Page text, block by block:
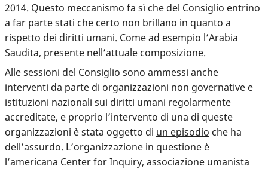
2014. Questo meccanismo fa sì che del Consiglio entrino
a far parte stati che certo non brillano in quanto a
rispetto dei diritti umani. Come ad esempio l’Arabia
Saudita, presente nell’attuale composizione.
Alle sessioni del Consiglio sono ammessi anche
interventi da parte di organizzazioni non governative e
istituzioni nazionali sui diritti umani regolarmente
accreditate, e proprio l’intervento di una di queste
organizzazioni è stata oggetto di un episodio che ha
dell’assurdo. L’organizzazione in questione è
l’americana Center for Inquiry, associazione umanista